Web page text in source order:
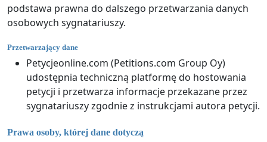
podstawa prawna do dalszego przetwarzania danych
osobowych sygnatariuszy.
Przetwarzający dane
Petycjeonline.com (Petitions.com Group Oy)
udostępnia techniczną platformę do hostowania
petycji i przetwarza informacje przekazane przez
sygnatariuszy zgodnie z instrukcjami autora petycji.
Prawa osoby, której dane dotyczą